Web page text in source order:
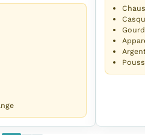
Gourde
Appareil
Argent